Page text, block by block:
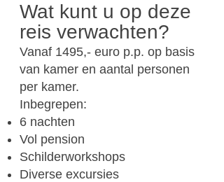
Wat kunt u op deze
reis verwachten?
Vanaf 1495,- euro p.p. op basis
van kamer en aantal personen
per kamer.
Inbegrepen:
6 nachten
Vol pension
Schilderworkshops
Diverse excursies